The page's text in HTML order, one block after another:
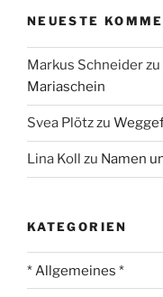
NEUESTE
Markus Schneiderzu
Mariaschein
Svea Plötzzu
Lina Koll zu Namen
KATEGORIEN
* Allgemeines *